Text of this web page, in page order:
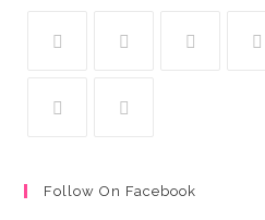
Follow On Facebook